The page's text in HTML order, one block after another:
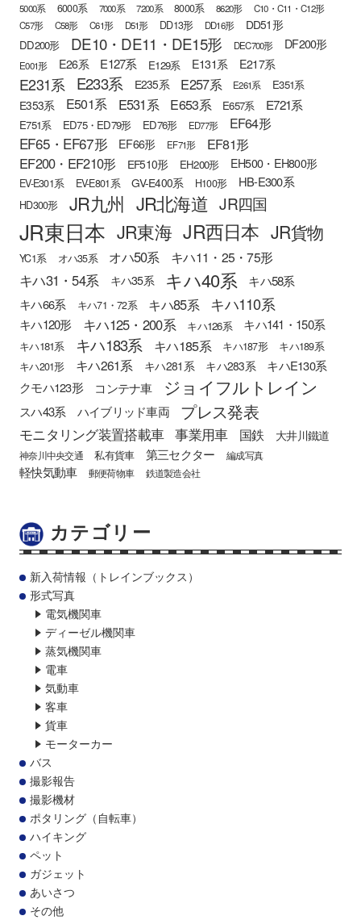
5000系 6000系 7000系 7200系 8000系 8620形
C10・C11・C12形
C57形
C58形 C61形 D51形 DD13形 DD16形 DD51形
DD200形 DE10・DE11・DE15形 DEC700形 DF200形
E001形 E26系 E127系 E129系 E131系 E217系
E231系 E233系 E235系 E257系 E261系 E351系
E353系 E501系 E531系 E653系 E657系 E721系
E751系 ED75・ED79形 ED76形 ED77形 EF64形
EF65・EF67形 EF66形 EF71形
EF81形
EF200・EF210形
EF510形 EH200形 EH500・EH800形
EV-E301系 EV-E801系 GV-E400系 H100形 HB-E300系
HD300形 JR九州 JR北海道 JR四国
JR東日本 JR東海 JR西日本 JR貨物
YC1系 オハ35系 オハ50系 キハ11・25・75形
キハ31・54系 キハ35系 キハ40系 キハ58系
キハ66系 キハ71・72系 キハ85系 キハ110系
キハ120形 キハ125・200系 キハ126系 キハ141・150系
キハ181系 キハ183系 キハ185系 キハ187形
キハ189系
キハ201形
キハ261系 キハ281系 キハ283系
キハE130系
クモハ123形
コンテナ車 ジョイフルトレイン
スハ43系 ハイブリッド車両 プレス発表
モニタリング装置搭載車 事業用車 国鉄 大井川鐵道
神奈川中央交通 私有貨車 第三セクター 編成写真
軽快気動車 郵便荷物車 鉄道製造会社
カテゴリー
新入荷情報（トレインブックス）
形式写真
電気機関車
ディーゼル機関車
蒸気機関車
電車
気動車
客車
貨車
モーターカー
バス
撮影報告
撮影機材
ポタリング（自転車）
ハイキング
ペット
ガジェット
あいさつ
その他